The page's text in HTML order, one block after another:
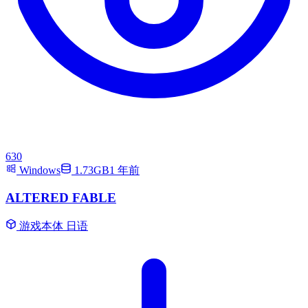
630
Windows
1.73GB1 年前
ALTERED FABLE
游戏本体 日语